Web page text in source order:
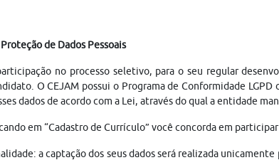
Proteção de Dados Pessoais
no processo seletivo, para o seu regular
O CEJAM possui o Programa de Conformidade
dados de acordo com a Lei, através do qual a entidade
em “Cadastro de Currículo” você concorda em
a captação dos seus dados será realizada